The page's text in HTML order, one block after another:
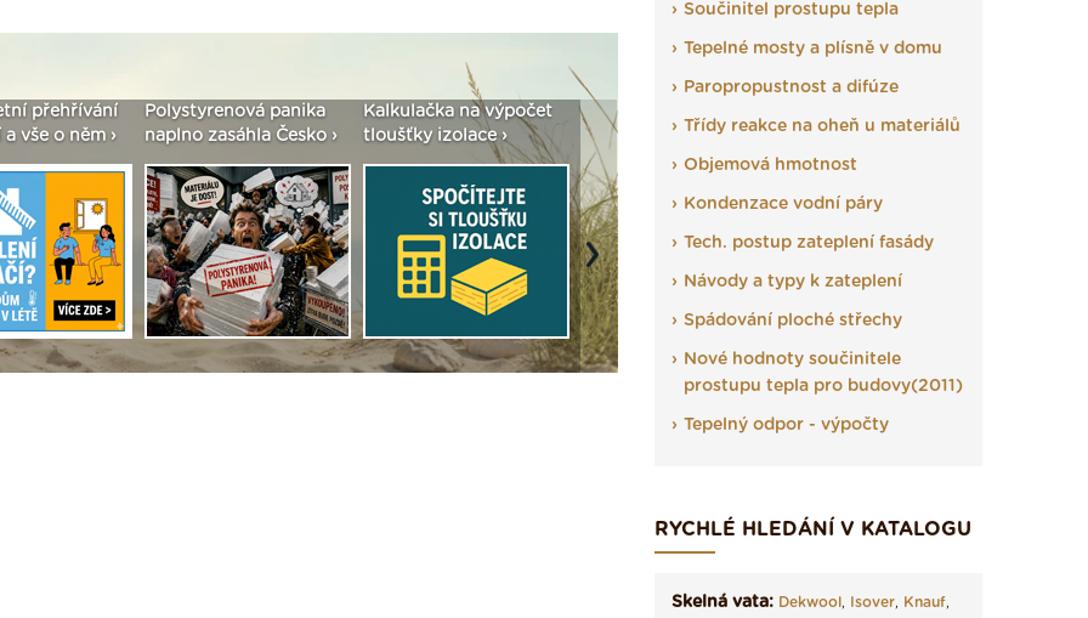
přehřívání
vše o něm ›
Polystyrenová panika
naplno zasáhla Česko ›
Kalkulačka na výpočet
tloušťky izolace ›
Seriál: Fasády ETICS a
vše podstatné v kostce ›
ji tady klidně poptejte ›
Next
Součinitel prostupu tepla
Tepelné mosty a plísně v domu
Paropropustnost a difúze
Třídy reakce na oheň u materiálů
Objemová hmotnost
Kondenzace vodní páry
Tech. postup zateplení fasády
Návody a typy k zateplení
Spádování ploché střechy
Nové hodnoty součinitele
prostupu tepla pro budovy(2011)
Tepelný odpor - výpočty
RYCHLÉ HLEDÁNÍ V KATALOGU
Skelná vata: Dekwool, Isover, Knauf,